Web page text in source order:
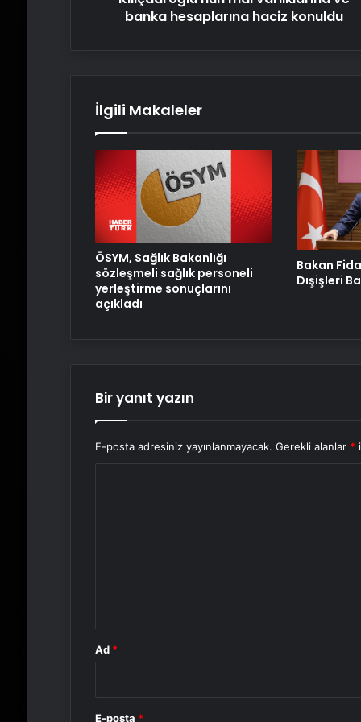
banka hesaplarına haciz konuldu
İlgili Makaleler
ÖSYM, Sağlık Bakanlığı
sözleşmeli sağlık personeli
yerleştirme sonuçlarını
açıkladı
Bakan
Dışişleri
Bir yanıt yazın
E-posta adresiniz yayınlanmayacak. Gerekli alanlar *
Ad *
E-posta *